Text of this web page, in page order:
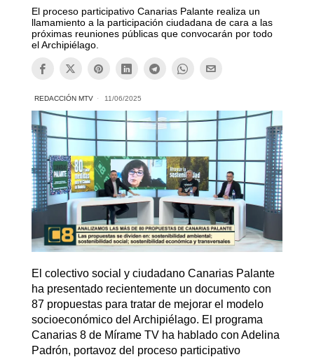
El proceso participativo Canarias Palante realiza un
llamamiento a la participación ciudadana de cara a las
próximas reuniones públicas que convocarán por todo
el Archipiélago.
REDACCIÓN MTV 11/06/2025
El colectivo social y ciudadano Canarias Palante
ha presentado recientemente un documento con
87 propuestas para tratar de mejorar el modelo
socioeconómico del Archipiélago. El programa
Canarias 8 de Mírame TV ha hablado con Adelina
Padrón, portavoz del proceso participativo